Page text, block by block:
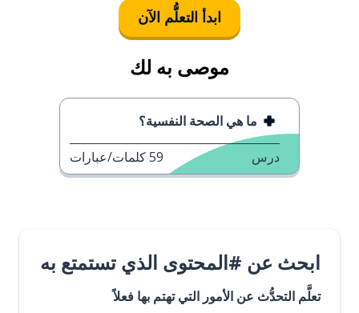
ابدأ التعلُّم الآن
موصى به لك
ما هي الصحة النفسية؟
درس 59كلمات/عبارات
ابحث عن #المحتوى الذي تستمتع به
تعلَّم التحدُّث عن الأمور التي تهتم بها فعلاً